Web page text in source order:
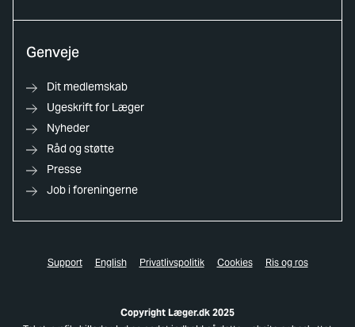
Genveje
Dit medlemskab
Ugeskrift for Læger
Nyheder
Råd og støtte
Presse
Job i foreningerne
Support English Privatlivspolitik Cookies Ris og ros
Copyright Læger.dk 2025